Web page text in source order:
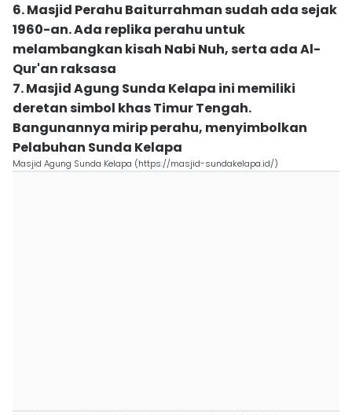
6. Masjid Perahu Baiturrahman sudah ada sejak
1960-an. Ada replika perahu untuk
melambangkan kisah Nabi Nuh, serta ada Al-
Qur'an raksasa
7. Masjid Agung Sunda Kelapa ini memiliki
deretan simbol khas Timur Tengah.
Bangunannya mirip perahu, menyimbolkan
Pelabuhan Sunda Kelapa
Masjid Agung Sunda Kelapa (https://masjid-sundakelapa.id/)